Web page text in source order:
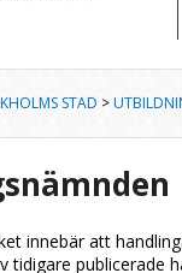
STAD >
innebär att
tidigare publicerade